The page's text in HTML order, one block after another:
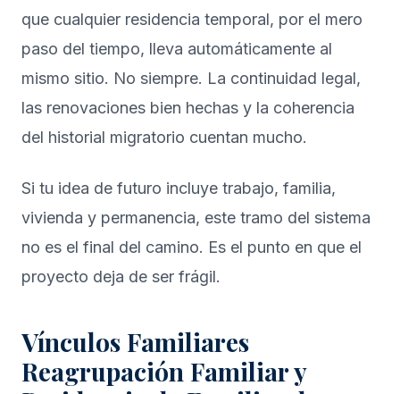
que cualquier residencia temporal, por el mero
paso del tiempo, lleva automáticamente al
mismo sitio. No siempre. La continuidad legal,
las renovaciones bien hechas y la coherencia
del historial migratorio cuentan mucho.
Si tu idea de futuro incluye trabajo, familia,
vivienda y permanencia, este tramo del sistema
no es el final del camino. Es el punto en que el
proyecto deja de ser frágil.
Vínculos Familiares
Reagrupación Familiar y